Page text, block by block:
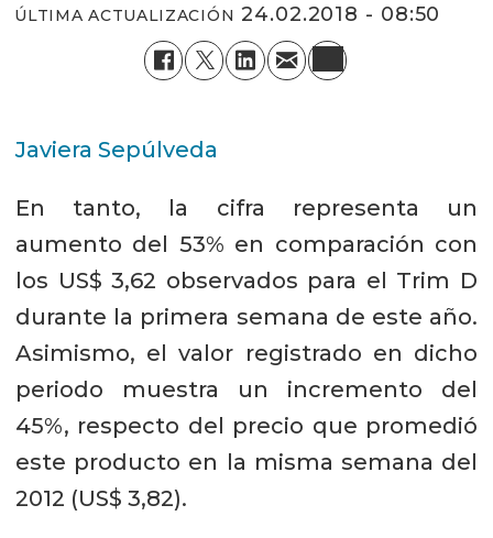
ÚLTIMA ACTUALIZACIÓN 24.02.2018 - 08:50
Javiera Sepúlveda
En tanto, la cifra representa un
aumento del 53% en comparación con
los US$ 3,62 observados para el Trim D
durante la primera semana de este año.
Asimismo, el valor registrado en dicho
periodo muestra un incremento del
45%, respecto del precio que promedió
este producto en la misma semana del
2012 (US$ 3,82).